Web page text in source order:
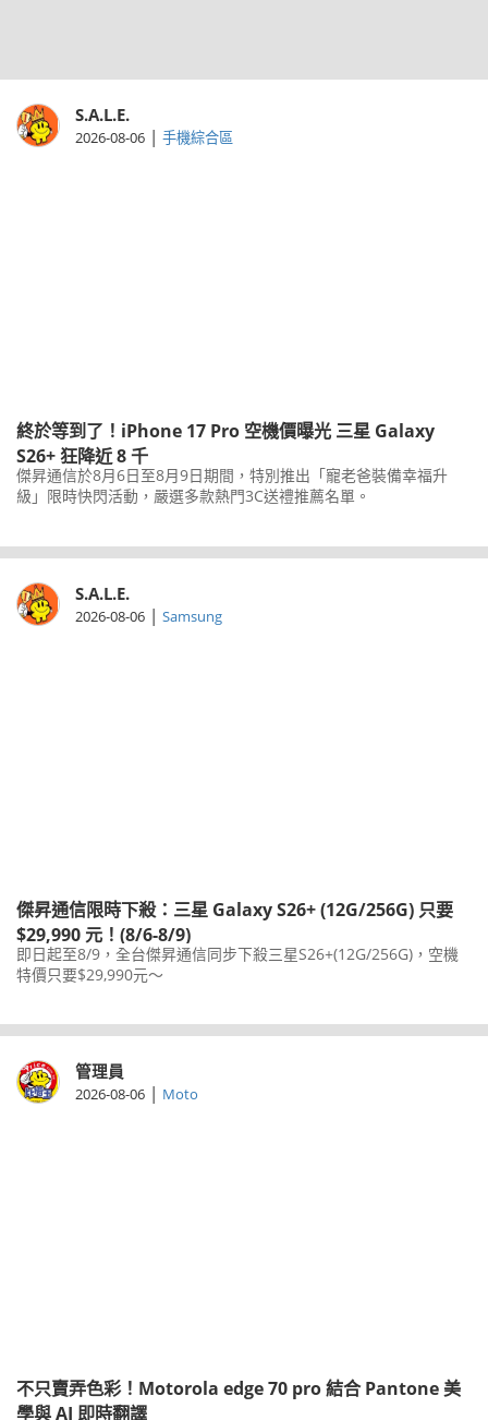
S.A.L.E.
2026-08-06 | 手機綜合區
終於等到了！iPhone 17 Pro 空機價曝光 三星 Galaxy
S26+ 狂降近 8 千
傑昇通信於8月6日至8月9日期間，特別推出「寵老爸裝備幸福升
級」限時快閃活動，嚴選多款熱門3C送禮推薦名單。
S.A.L.E.
2026-08-06 | Samsung
傑昇通信限時下殺：三星 Galaxy S26+ (12G/256G) 只要
$29,990 元！(8/6-8/9)
即日起至8/9，全台傑昇通信同步下殺三星S26+(12G/256G)，空機
特價只要$29,990元～
管理員
2026-08-06 | Moto
不只賣弄色彩！Motorola edge 70 pro 結合 Pantone 美
學與 AI 即時翻譯